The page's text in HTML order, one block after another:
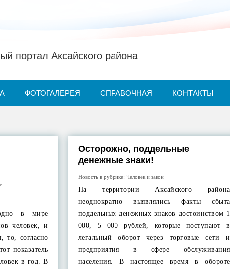
портал Аксайского района
ФОТОГАЛЕРЕЯ СПРАВОЧНАЯ КОНТАКТЫ
в мире
человек, и
то, согласно
показатель
в год. В
Осторожно, поддельные
денежные знаки!
Новость в рубрике: Человек и закон
На территории Аксайского района
неоднократно выявлялись факты сбыта
поддельных денежных знаков достоинством 1
000, 5 000 рублей, которые поступают в
легальный оборот через торговые сети и
предприятия в сфере обслуживания
населения. В настоящее время в обороте